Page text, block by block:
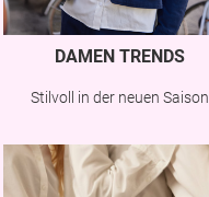
DAMEN TRENDS
Stilvoll in der neuen Saison